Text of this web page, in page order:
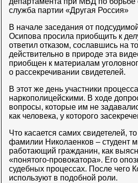
служба партии «Другая Россия»
В начале заседания от
Осипова просила приобщить к
ответил отказом, сославшись на
действительно в природе эта
приобщен к материалам
о рассекречивании свидетелей.
В этот же день участники
наркополицейскими. В ходе
вопросы, которые им не
как человека, у которого
Что касается самих свидетелей,
фамилии Николаенков – студент
работающий гражданин, как
«понятого-провокатора». Его
судебных процессах. После чего
используют в подобной роли.